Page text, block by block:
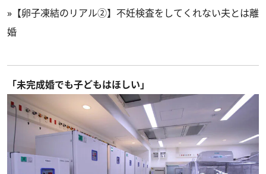
» 【卵子凍結のリアル②】不妊検査をしてくれない夫とは離
婚
「未完成婚でも子どもはほしい」